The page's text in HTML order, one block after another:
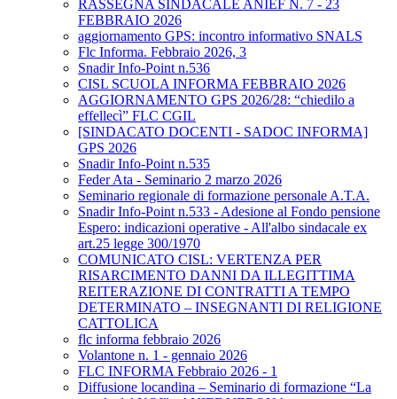
RASSEGNA SINDACALE ANIEF N. 7 - 23
FEBBRAIO 2026
aggiornamento GPS: incontro informativo SNALS
Flc Informa. Febbraio 2026, 3
Snadir Info-Point n.536
CISL SCUOLA INFORMA FEBBRAIO 2026
AGGIORNAMENTO GPS 2026/28: “chiedilo a
effellecì” FLC CGIL
[SINDACATO DOCENTI - SADOC INFORMA]
GPS 2026
Snadir Info-Point n.535
Feder Ata - Seminario 2 marzo 2026
Seminario regionale di formazione personale A.T.A.
Snadir Info-Point n.533 - Adesione al Fondo pensione
Espero: indicazioni operative - All'albo sindacale ex
art.25 legge 300/1970
COMUNICATO CISL: VERTENZA PER
RISARCIMENTO DANNI DA ILLEGITTIMA
REITERAZIONE DI CONTRATTI A TEMPO
DETERMINATO – INSEGNANTI DI RELIGIONE
CATTOLICA
flc informa febbraio 2026
Volantone n. 1 - gennaio 2026
FLC INFORMA Febbraio 2026 - 1
Diffusione locandina – Seminario di formazione “La